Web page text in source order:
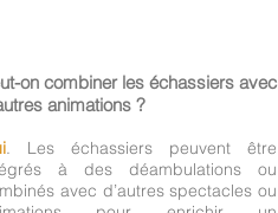
on combiner les échassiers avec
animations ?
. Les échassiers peuvent être
à des déambulations ou
avec d’autres spectacles ou